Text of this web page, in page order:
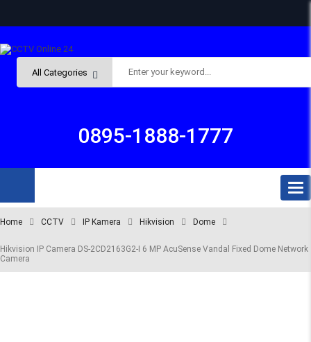
0895-1888-1777
ALL
DEPARTMENTS
Home CCTV IP Kamera Hikvision Dome
Hikvision IP Camera DS-2CD2163G2-I 6 MP AcuSense Vandal Fixed Dome Network
Camera